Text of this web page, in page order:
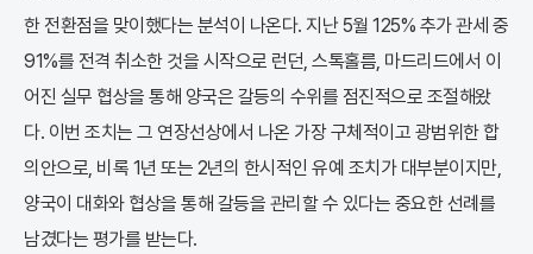
한 전환점을 맞이했다는 분석이 나온다. 지난 5월 125% 추가 관세 중
91%를 전격 취소한 것을 시작으로 런던, 스톡홀름, 마드리드에서 이
어진 실무 협상을 통해 양국은 갈등의 수위를 점진적으로 조절해왔
다. 이번 조치는 그 연장선상에서 나온 가장 구체적이고 광범위한 합
의안으로, 비록 1년 또는 2년의 한시적인 유예 조치가 대부분이지만,
양국이 대화와 협상을 통해 갈등을 관리할 수 있다는 중요한 선례를
남겼다는 평가를 받는다.